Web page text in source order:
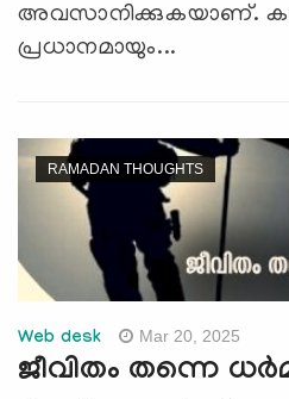
അവസാനിക്കുകയാണ്.
പ്രധാനമായും...
RAMADAN THOUGHTS
Web desk Mar 20, 2025
ജീവിതം തന്നെ